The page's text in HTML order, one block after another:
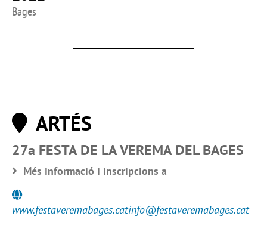
Bages
ARTÉS
27a FESTA DE LA VEREMA DEL BAGES
Més informació i inscripcions a
www.festaveremabages.catinfo@festaveremabages.cat